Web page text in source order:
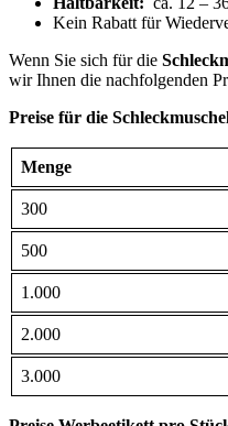
Kein Rabatt für
Wenn Sie sich für die
wir Ihnen die nachfolgenden
Preise für die
Menge
300
500
1.000
2.000
3.000